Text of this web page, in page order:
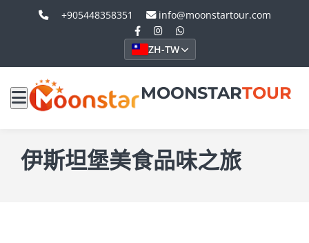
+905448358351 info@moonstartour.com
ZH-TW
MOONSTARTOUR
伊斯坦堡美食品味之旅